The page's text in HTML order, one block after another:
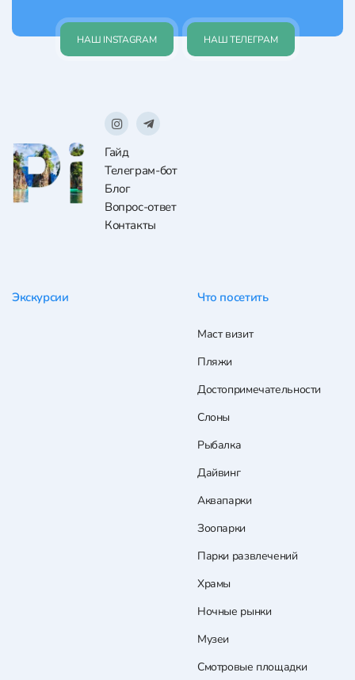
НАШ INSTAGRAM НАШ ТЕЛЕГРАМ
Гайд
Телеграм-бот
Блог
Вопрос-ответ
Контакты
Экскурсии Что посетить
Маст визит
Пляжи
Достопримечательности
Слоны
Рыбалка
Дайвинг
Аквапарки
Зоопарки
Парки развлечений
Храмы
Ночные рынки
Музеи
Смотровые площадки